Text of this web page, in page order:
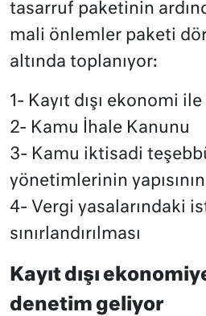
tasarruf paketinin
mali önlemler paketi
altında toplanıyor:
1- Kayıt dışı ekonomi
2- Kamu İhale Kanunu
3- Kamu iktisadi
yönetimlerinin
4- Vergi yasalarındaki
sınırlandırılması
Kayıt dışı
denetim geliyor